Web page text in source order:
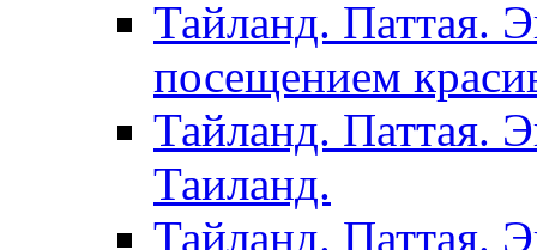
Тайланд. Паттая.
посещением
Тайланд. Паттая.
Таиланд.
Тайланд. Паттая.